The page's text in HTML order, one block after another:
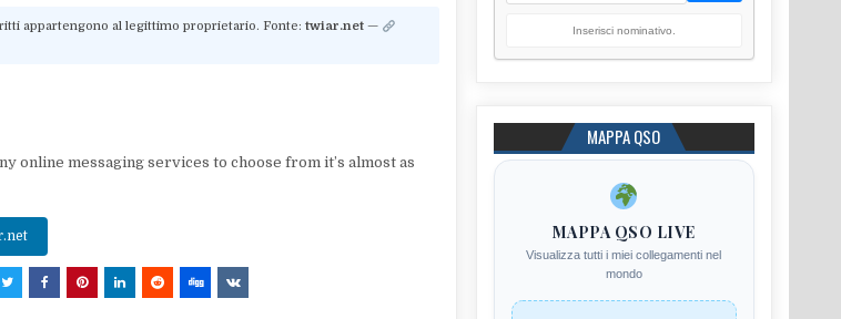
appartengono al legittimo proprietario. Fonte: twiar.net—
online messaging services to choose from it’s almost as
Inserisci nominativo.
MAPPA QSO
MAPPA QSO LIVE
Visualizza tutti i miei collegamenti nel
mondo